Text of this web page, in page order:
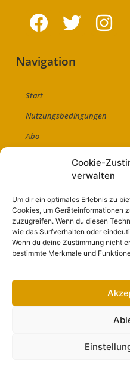
Cookie-
verwalten
Um dir ein optimales Erlebnis zu
Cookies, um Geräteinformationen
zuzugreifen. Wenn du diesen
wie das Surfverhalten oder
Wenn du deine Zustimmung nicht
bestimmte Merkmale und
Navigation
Start
Nutzungsbedingungen
Abo
Kontakt
Impressum